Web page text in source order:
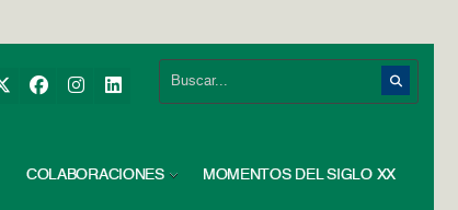
COLABORACIONES MOMENTOS DEL SIGLO XX